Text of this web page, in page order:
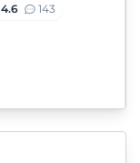
4.6 143